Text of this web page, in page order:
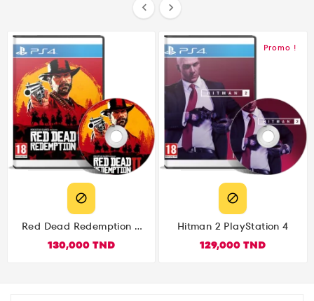
 

Red Dead Redemption 2
PlayStation 4
130,000 TND
Promo !

Hitman 2 PlayStation 4
129,000 TND